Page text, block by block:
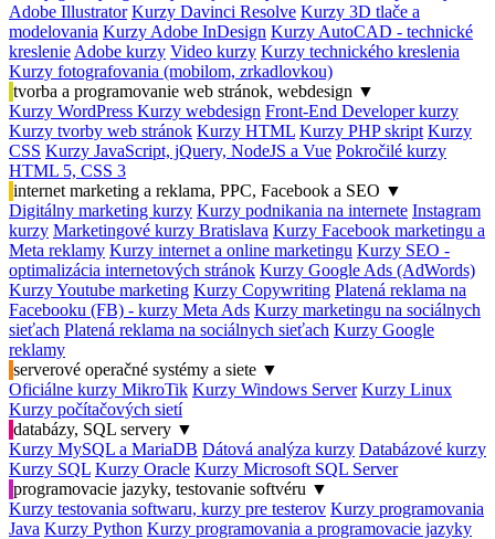
Adobe Illustrator Kurzy Davinci Resolve Kurzy 3D tlače a
modelovania Kurzy Adobe InDesign Kurzy AutoCAD - technické
kreslenie Adobe kurzy Video kurzy Kurzy technického kreslenia
Kurzy fotografovania (mobilom, zrkadlovkou)
tvorba a programovanie web stránok, webdesign ▼
Kurzy WordPress Kurzy webdesign Front-End Developer kurzy
Kurzy tvorby web stránok Kurzy HTML Kurzy PHP skript Kurzy
CSS Kurzy JavaScript, jQuery, NodeJS a Vue Pokročilé kurzy
HTML 5, CSS 3
internet marketing a reklama, PPC, Facebook a SEO ▼
Digitálny marketing kurzy Kurzy podnikania na internete Instagram
kurzy Marketingové kurzy Bratislava Kurzy Facebook marketingu a
Meta reklamy Kurzy internet a online marketingu Kurzy SEO -
optimalizácia internetových stránok Kurzy Google Ads (AdWords)
Kurzy Youtube marketing Kurzy Copywriting Platená reklama na
Facebooku (FB) - kurzy Meta Ads Kurzy marketingu na sociálnych
sieťach Platená reklama na sociálnych sieťach Kurzy Google
reklamy
serverové operačné systémy a siete ▼
Oficiálne kurzy MikroTik Kurzy Windows Server Kurzy Linux
Kurzy počítačových sietí
databázy, SQL servery ▼
Kurzy MySQL a MariaDB Dátová analýza kurzy Databázové kurzy
Kurzy SQL Kurzy Oracle Kurzy Microsoft SQL Server
programovacie jazyky, testovanie softvéru ▼
Kurzy testovania softwaru, kurzy pre testerov Kurzy programovania
Java Kurzy Python Kurzy programovania a programovacie jazyky